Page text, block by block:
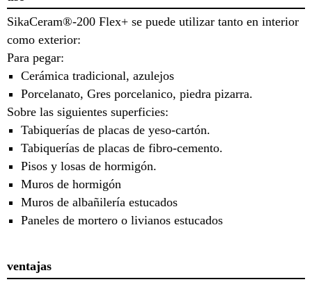
SikaCeram®-200 Flex+ se puede utilizar tanto en interior
como exterior:
Para pegar:
Cerámica tradicional, azulejos
Porcelanato, Gres porcelanico, piedra pizarra.
Sobre las siguientes superficies:
Tabiquerías de placas de yeso-cartón.
Tabiquerías de placas de fibro-cemento.
Pisos y losas de hormigón.
Muros de hormigón
Muros de albañilería estucados
Paneles de mortero o livianos estucados
ventajas